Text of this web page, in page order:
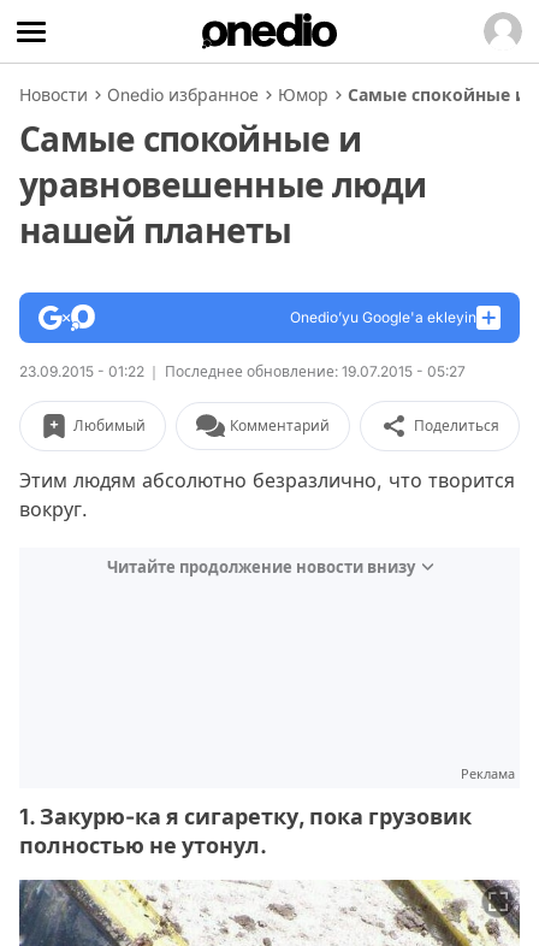
Новости Onedio избранное Юмор Самые спокойные и
Самые спокойные и
уравновешенные люди
нашей планеты
Onedio’yu Google'a ekleyin
23.09.2015 - 01:22 Последнее обновление: 19.07.2015 - 05:27
Любимый Комментарий Поделиться
Этим людям абсолютно безразлично, что творится
вокруг.
Читайте продолжение новости внизу
Реклама
1. Закурю-ка я сигаретку, пока грузовик
полностью не утонул.